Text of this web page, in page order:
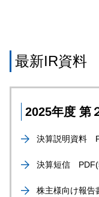
最新IR資料
2025年度 第
決算説明資料
決算短信
株主様向け報告